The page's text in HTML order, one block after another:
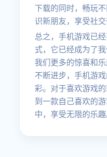
下载的同时，畅玩
识新朋友，享受社交
总之，手机游戏已
式，它已经成为了
我们更多的惊喜和
不断进步，手机游
彩。对于喜欢游戏
到一款自己喜欢的
中，享受无限的乐趣